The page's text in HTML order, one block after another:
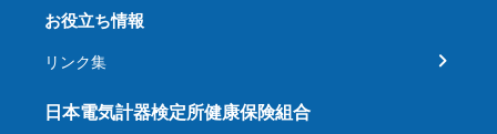
お役立ち情報
リンク集
日本電気計器検定所健康保険組合